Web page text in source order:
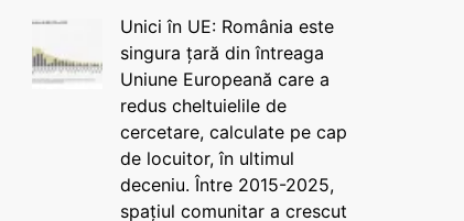
Unici în UE: România este
singura țară din întreaga
Uniune Europeană care a
redus cheltuielile de
cercetare, calculate pe cap
de locuitor, în ultimul
deceniu. Între 2015-2025,
spațiul comunitar a crescut